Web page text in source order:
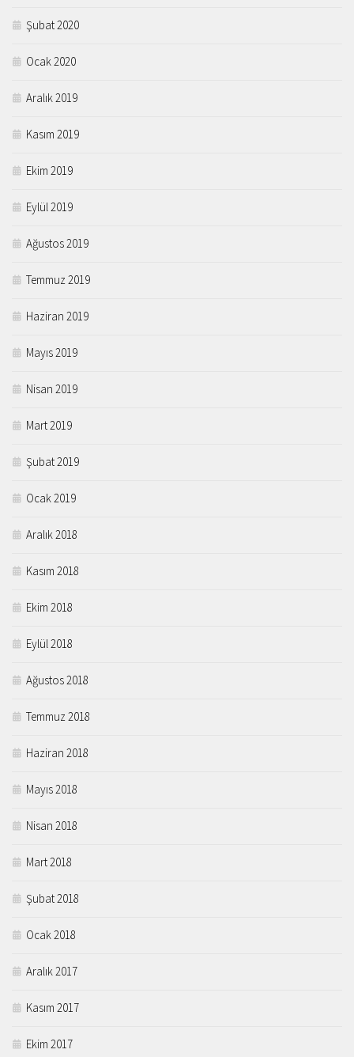
Şubat 2020
Ocak 2020
Aralık 2019
Kasım 2019
Ekim 2019
Eylül 2019
Ağustos 2019
Temmuz 2019
Haziran 2019
Mayıs 2019
Nisan 2019
Mart 2019
Şubat 2019
Ocak 2019
Aralık 2018
Kasım 2018
Ekim 2018
Eylül 2018
Ağustos 2018
Temmuz 2018
Haziran 2018
Mayıs 2018
Nisan 2018
Mart 2018
Şubat 2018
Ocak 2018
Aralık 2017
Kasım 2017
Ekim 2017